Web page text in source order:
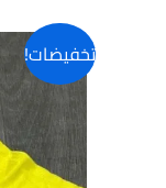
تخفيضات!